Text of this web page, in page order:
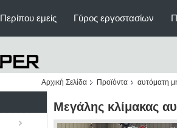
Περίπου εμείς Γύρος εργοστασίων
Αρχική Σελίδα
Προϊόντα αυτόματη
Μεγάλης κλίμακας